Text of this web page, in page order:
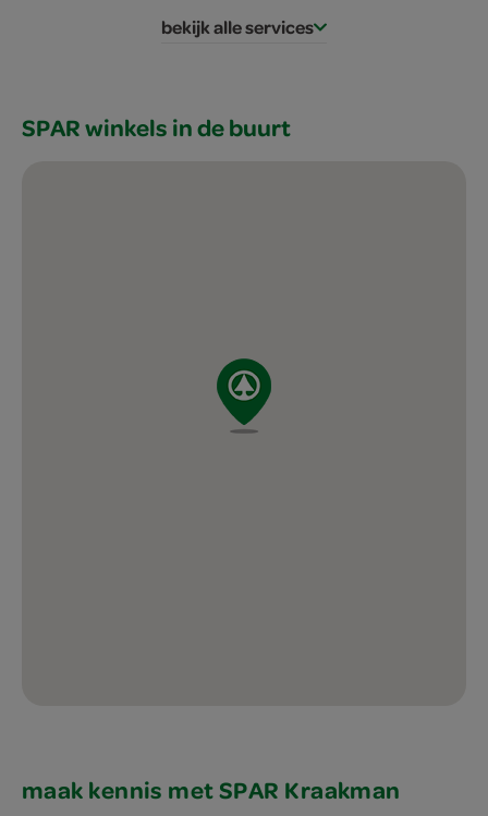
bekijk alle services
SPAR winkels in de buurt
maak kennis met SPAR Kraakman